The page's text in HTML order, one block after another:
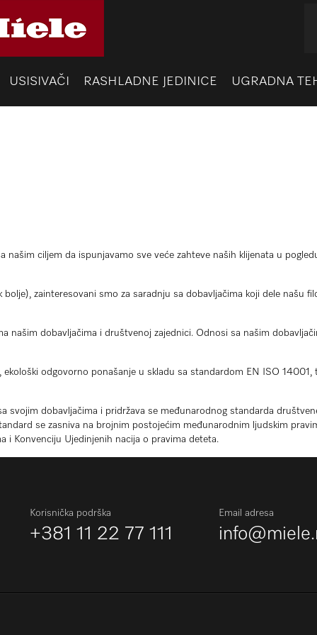
USISIVAČI RASHLADNE JEDINICE UGRADNA
ciljem da ispunjavamo sve veće zahteve naših klijenata u
zainteresovani smo za saradnju sa dobavljačima koji dele našu
dobavljačima i društvenoj zajednici. Odnosi sa našim
odgovorno ponašanje u skladu sa standardom EN ISO 14001,
dobavljačima i pridržava se međunarodnog standarda
se zasniva na brojnim postojećim međunarodnim ljudskim
i Konvenciju Ujedinjenih nacija o pravima deteta.
Korisnička podrška
+381 11 22 77 111
Email adresa